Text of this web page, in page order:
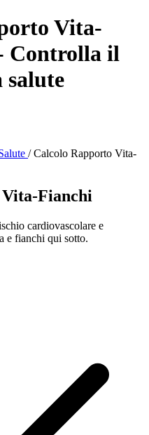
Vita-
Controlla il
salute
/ Calcolo Rapporto Vita-
Fianchi
cardiovascolare e
e fianchi qui sotto.